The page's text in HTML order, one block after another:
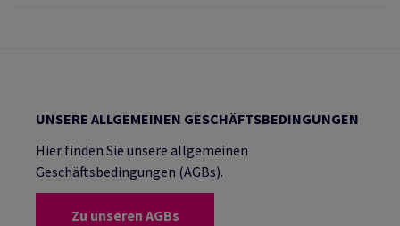
UNSERE ALLGEMEINEN GESCHÄFTSBEDINGUNGEN
Hier finden Sie unsere allgemeinen
Geschäftsbedingungen (AGBs).
Zu unseren AGBs